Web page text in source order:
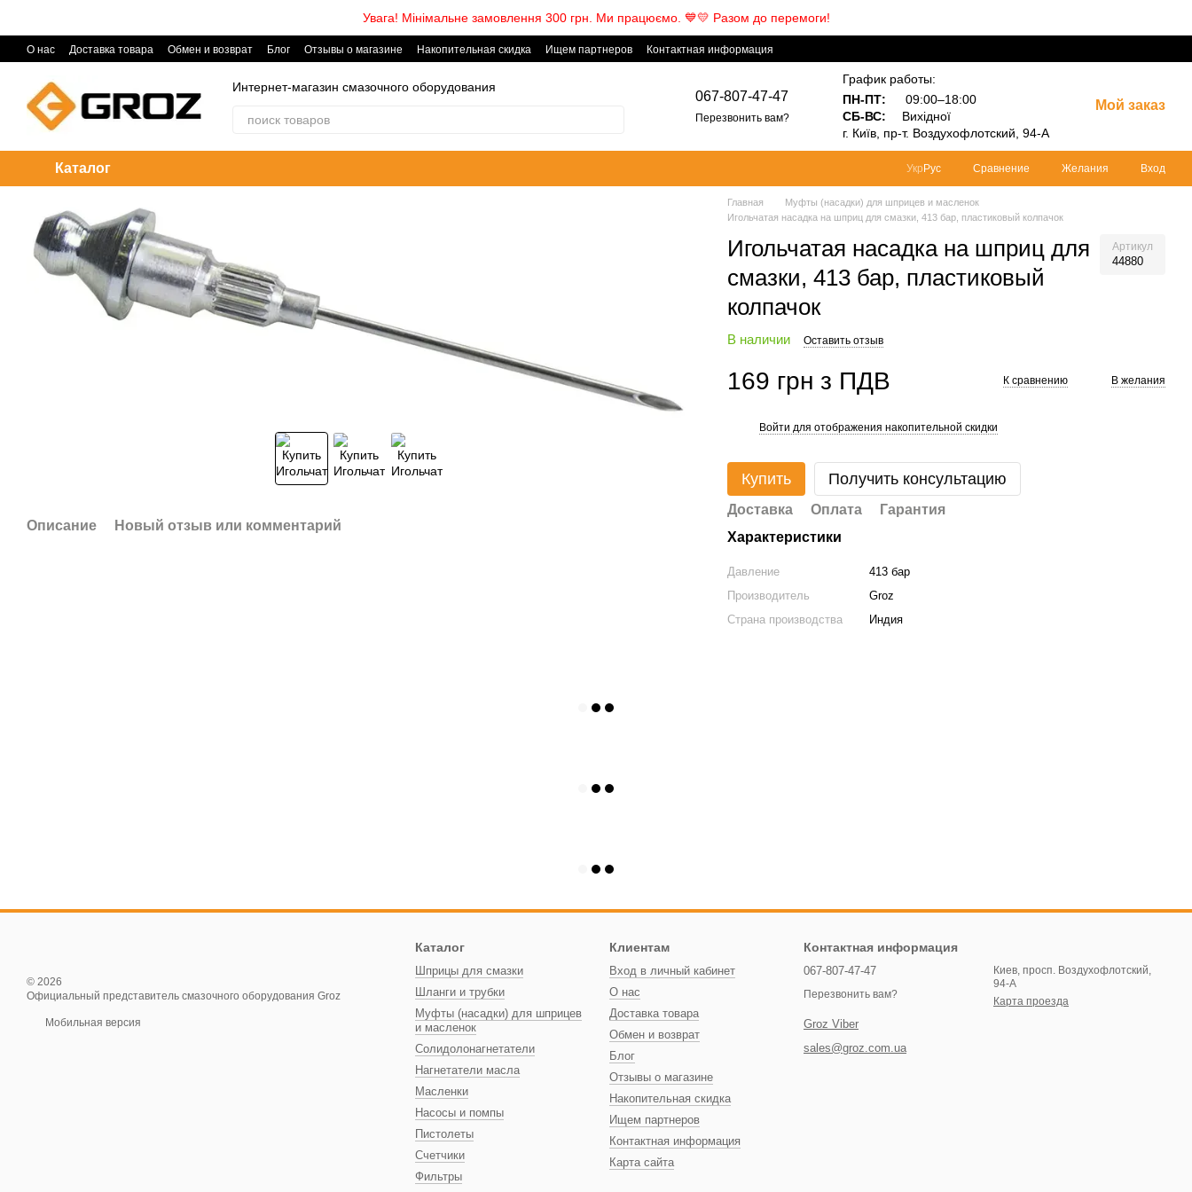
Увага! Мінімальне замовлення 300 грн. Ми працюємо. ​💙💛 Разом до перемоги!
О нас Доставка товара Обмен и возврат Блог Отзывы о магазине Накопительная скидка Ищем партнеров Контактная информация
Интернет-магазин смазочного оборудования
067-807-47-47
Перезвонить вам?
График работы:
ПН-ПТ:
09:00–18:00
СБ-ВС:
Вихідної
г. Київ, пр-т. Воздухофлотский, 94-А
Мой заказ
Каталог Укр Рус Сравнение Желания Вход
Описание Новый отзыв или комментарий
Главная
Муфты (насадки) для шприцев и масленок
Игольчатая насадка на шприц для смазки, 413 бар, пластиковый колпачок
Игольчатая насадка на шприц для
смазки, 413 бар, пластиковый
колпачок
Артикул
44880
В наличии Оставить отзыв
169 грн з ПДВ К сравнению В желания
Войти для отображения накопительной скидки
Купить Получить консультацию
Доставка Оплата
Гарантия
Характеристики
Давление
413 бар
Производитель
Groz
Страна производства
Индия
© 2026
Официальный представитель смазочного оборудования Groz
Мобильная версия
Каталог
Шприцы для смазки
Шланги и трубки
Муфты (насадки) для шприцев
и масленок
Солидолонагнетатели
Нагнетатели масла
Масленки
Насосы и помпы
Пистолеты
Счетчики
Фильтры
Клиентам
Вход в личный кабинет
О нас
Доставка товара
Обмен и возврат
Блог
Отзывы о магазине
Накопительная скидка
Ищем партнеров
Контактная информация
Карта сайта
Контактная информация
067-807-47-47
Перезвонить вам?
Groz Viber
sales@groz.com.ua
Киев, просп. Воздухофлотский,
94-А
Карта проезда